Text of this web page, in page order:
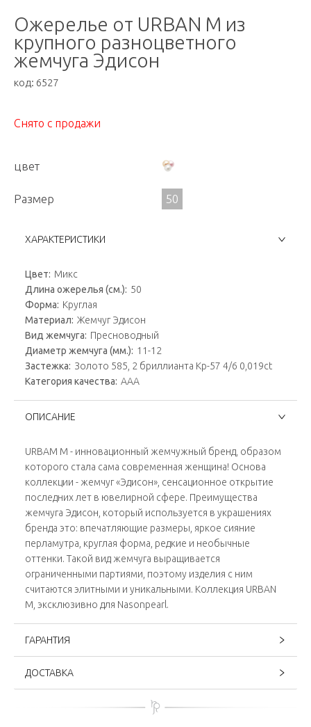
Ожерелье от URBAN M из
крупного разноцветного
жемчуга Эдисон
код: 6527
Снято с продажи
цвет
Размер 50
ХАРАКТЕРИСТИКИ
Цвет: Микс
Длина ожерелья (см.): 50
Форма: Круглая
Материал: Жемчуг Эдисон
Вид жемчуга: Пресноводный
Диаметр жемчуга (мм.): 11-12
Застежка: Золото 585, 2 бриллианта Кр-57 4/6 0,019ct
Категория качества: ААА
ОПИСАНИЕ
URBAM M - инновационный жемчужный бренд, образом
которого стала сама современная женщина! Основа
коллекции - жемчуг «Эдисон», сенсационное открытие
последних лет в ювелирной сфере. Преимущества
жемчуга Эдисон, который используется в украшениях
бренда это: впечатляющие размеры, яркое сияние
перламутра, круглая форма, редкие и необычные
оттенки. Такой вид жемчуга выращивается
ограниченными партиями, поэтому изделия с ним
считаются элитными и уникальными. Коллекция URBAN
M, эксклюзивно для Nasonpearl.
ГАРАНТИЯ
ДОСТАВКА